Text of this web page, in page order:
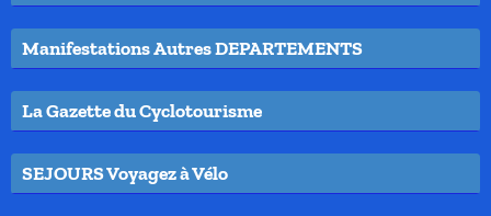
Manifestations Autres DEPARTEMENTS
La Gazette du Cyclotourisme
SEJOURS Voyagez à Vélo